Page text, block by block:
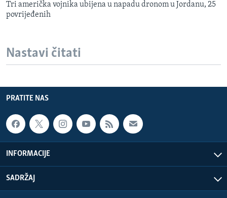
Tri američka vojnika ubijena u napadu dronom u Jordanu, 25
povrijeđenih
Nastavi čitati
PRATITE NAS
INFORMACIJE
SADRŽAJ